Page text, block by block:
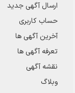
ارسال‌ آگهی جدید
حساب کاربری
آخرین آگهی ها
تعرفه آگهی ها
نقشه آگهی
وبلاگ